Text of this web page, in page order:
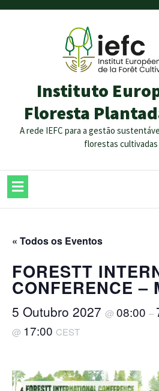
Instituto
Floresta
A rede IEFC para a gestão
florestas cultivadas
« Todos os Eventos
FORESTT
CONFERENCE –
5 Outubro 2027 @ 08:00 –
@ 17:00 CEST